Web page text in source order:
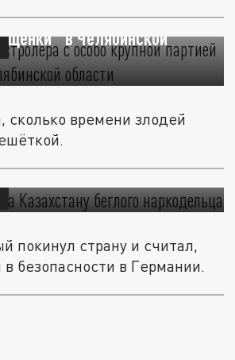
с особо крупной
в Челябинской
сколько времени злодей
Казахстану беглого
покинул страну и считал,
в безопасности в Германии.